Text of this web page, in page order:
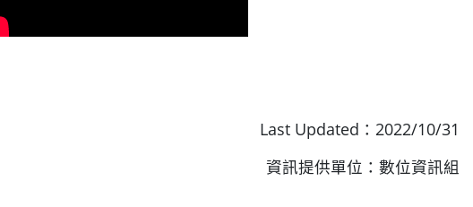
Last Updated：2022/10/31
資訊提供單位：數位資訊組